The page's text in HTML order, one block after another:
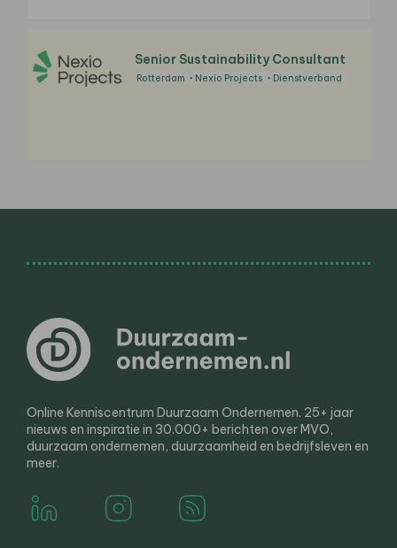
Senior Sustainability Consultant
Rotterdam Nexio Projects Dienstverband
Online Kenniscentrum Duurzaam Ondernemen. 25+ jaar
nieuws en inspiratie in 30.000+ berichten over MVO,
duurzaam ondernemen, duurzaamheid en bedrijfsleven en
meer.